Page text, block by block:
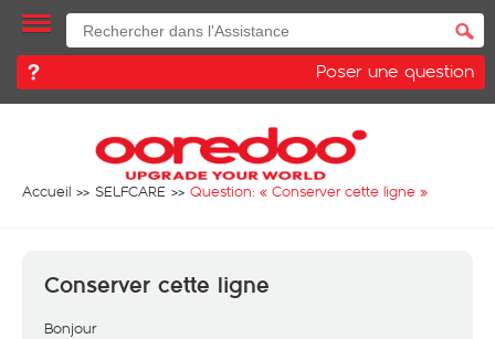
Poser une question
Accueil SELFCARE Question: « Conserver cette ligne »
Conserver cette ligne
Bonjour